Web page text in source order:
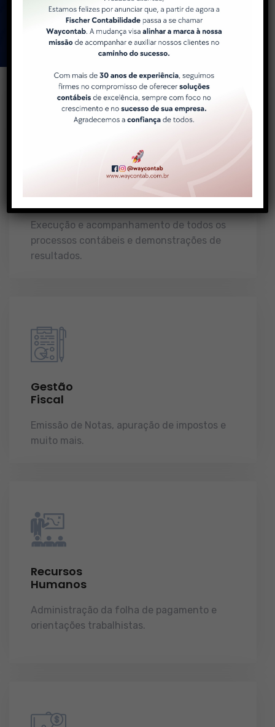
Como a WayContab pode
ajudar você e sua
empresa
Contábil
Execução e acompanhamento de todos os
processos contábeis e demonstrações de
resultados.
Gestão
Fiscal
Emissão de Notas, apuração de impostos e
muito mais.
Recursos
Humanos
Administração da folha de pagamento e
orientações trabalhistas.